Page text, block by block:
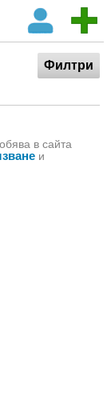
Филтри
в сайта
и